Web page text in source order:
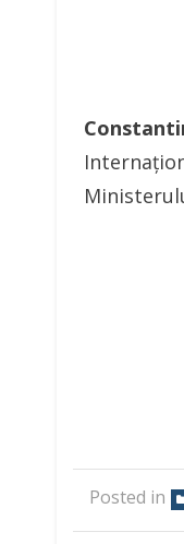
Posted in